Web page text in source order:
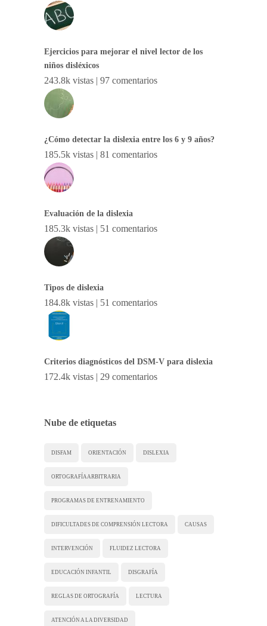
Ejercicios para mejorar el nivel lector de los
niños disléxicos
243.8k vistas | 97 comentarios
¿Cómo detectar la dislexia entre los 6 y 9 años?
185.5k vistas | 81 comentarios
Evaluación de la dislexia
185.3k vistas | 51 comentarios
Tipos de dislexia
184.8k vistas | 51 comentarios
Criterios diagnósticos del DSM-V para dislexia
172.4k vistas | 29 comentarios
Nube de etiquetas
DISFAM ORIENTACIÓN DISLEXIA
ORTOGRAFÍA ARBITRARIA
PROGRAMAS DE ENTRENAMIENTO
DIFICULTADES DE COMPRENSIÓN LECTORA CAUSAS
INTERVENCIÓN FLUIDEZ LECTORA
EDUCACIÓN INFANTIL DISGRAFÍA
REGLAS DE ORTOGRAFÍA LECTURA
ATENCIÓN A LA DIVERSIDAD